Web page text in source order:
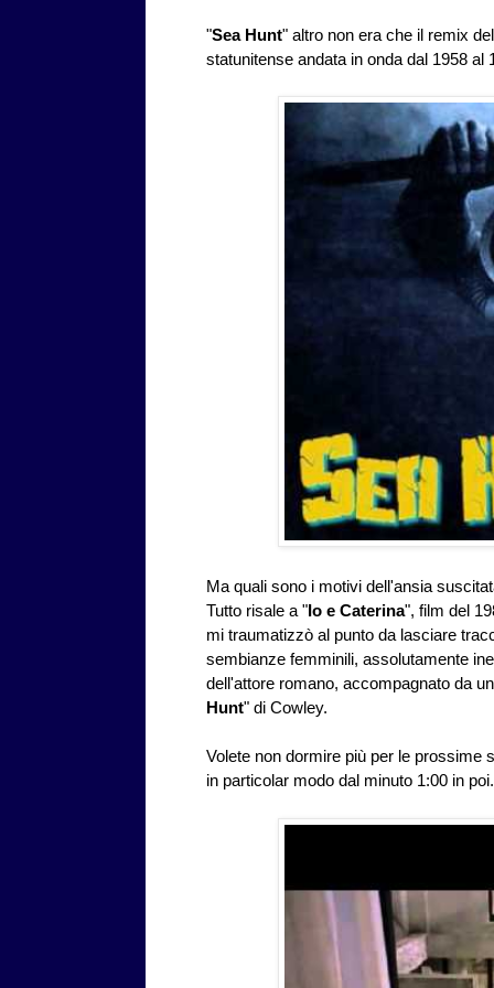
"Sea Hunt" altro non era che il remix
statunitense andata in onda dal 1958 al
Ma quali sono i motivi dell'ansia
Tutto risale a "Io e Caterina", film del
mi traumatizzò al punto da lasciare
sembianze femminili, assolutamente
dell'attore romano, accompagnato da
Hunt" di Cowley.
Volete non dormire più per le prossime
in particolar modo dal minuto 1:00 in poi.